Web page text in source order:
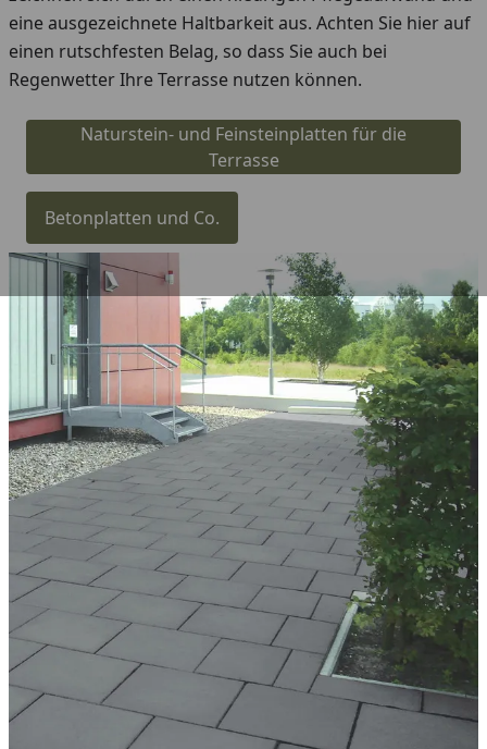
eine ausgezeichnete Haltbarkeit aus. Achten Sie hier auf
einen rutschfesten Belag, so dass Sie auch bei
Regenwetter Ihre Terrasse nutzen können.
Naturstein- und Feinsteinplatten für die
Terrasse
Betonplatten und Co.